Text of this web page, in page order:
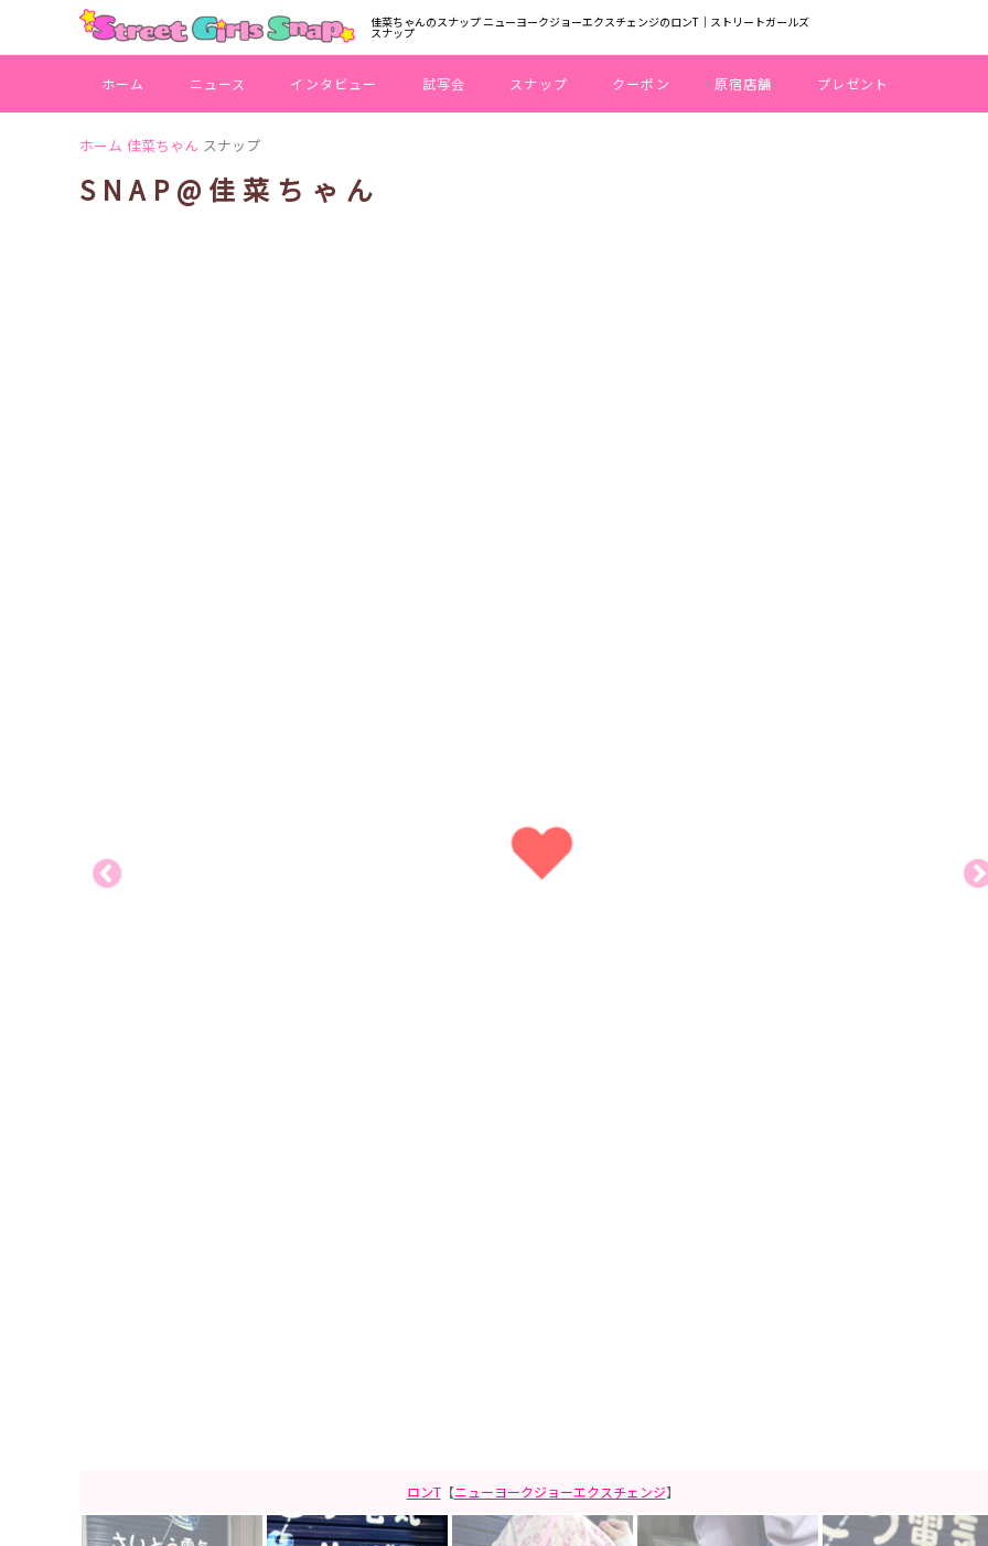
佳菜ちゃんのスナップ ニューヨークジョーエクスチェンジのロンT｜ストリートガールズ
スナップ
ホーム ニュース インタビュー 試写会 スナップ クーポン 原宿店舗 プレゼント
ホーム 佳菜ちゃん スナップ
SNAP@佳菜ちゃん
ロンT【ニューヨークジョーエクスチェンジ】